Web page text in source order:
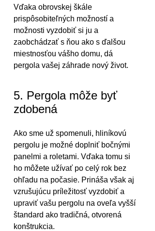
Vďaka obrovskej škále
prispôsobiteľných možností a
možnosti vyzdobiť si ju a
zaobchádzať s ňou ako s ďalšou
miestnosťou vášho domu, dá
pergola vašej záhrade nový život.
5. Pergola môže byť
zdobená
Ako sme už spomenuli, hliníkovú
pergolu je možné doplniť bočnými
panelmi a roletami. Vďaka tomu si
ho môžete užívať po celý rok bez
ohľadu na počasie. Prináša však aj
vzrušujúcu príležitosť vyzdobiť a
upraviť vašu pergolu na oveľa vyšší
štandard ako tradičná, otvorená
konštrukcia.